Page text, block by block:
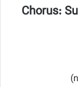
(Chorus: